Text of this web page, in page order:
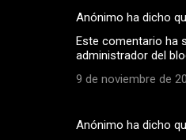
Anónimo ha dicho
Este comentario ha
administrador del
9 de noviembre de
Anónimo ha dicho